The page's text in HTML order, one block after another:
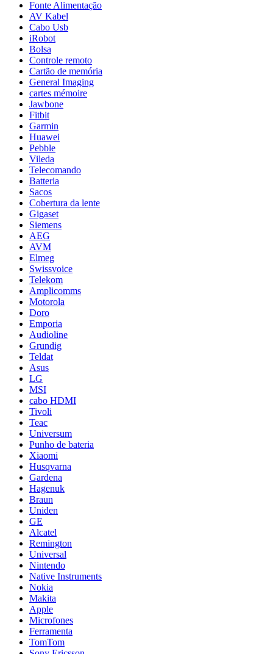
Fonte Alimentação
AV Kabel
Cabo Usb
iRobot
Bolsa
Controle remoto
Cartão de memória
General Imaging
cartes mémoire
Jawbone
Fitbit
Garmin
Huawei
Pebble
Vileda
Telecomando
Batteria
Sacos
Cobertura da lente
Gigaset
Siemens
AEG
AVM
Elmeg
Swissvoice
Telekom
Amplicomms
Motorola
Doro
Emporia
Audioline
Grundig
Teldat
Asus
LG
MSI
cabo HDMI
Tivoli
Teac
Universum
Punho de bateria
Xiaomi
Husqvarna
Gardena
Hagenuk
Braun
Uniden
GE
Alcatel
Remington
Universal
Nintendo
Native Instruments
Nokia
Makita
Apple
Microfones
Ferramenta
TomTom